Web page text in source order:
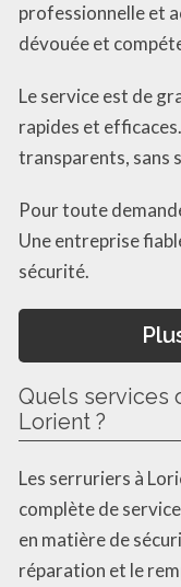
professionnelle et
dévouée et
Le service est de
rapides et
transparents, sans
Pour toute
Une entreprise
sécurité.
Quels services
Lorient ?
Les serruriers à
complète de
en matière de
réparation et le